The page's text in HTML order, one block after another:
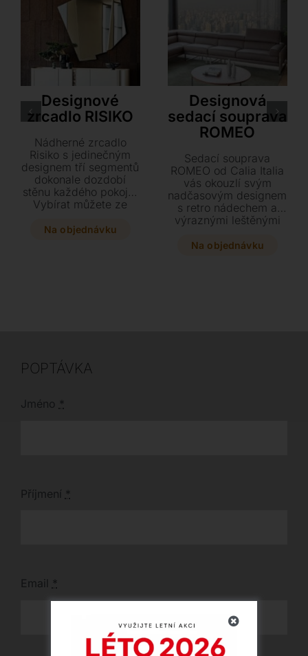
Cattelan Italia
Designové
zrcadlo RISIKO
Nádherné zrcadlo
Risiko s jedinečným
designem tří segmentů
dokonale dozdobí
stěnu každého pokoje.
Vybírat můžete ze
přání jej doplnit
Na objednávku
Calia Italia
Designová
sedací souprava
ROMEO
Sedací souprava
ROMEO od Calia Italia
vás okouzlí svým
nadčasovým designem
s retro nádechem a
výraznými leštěnými
Tento jedinečný kousek
Na objednávku
POPTÁVKA
Jméno *
Příjmení *
Email *